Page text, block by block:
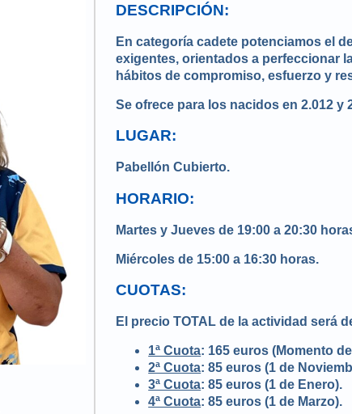
DESCRIPCIÓN:
En categoría cadete potenciamos el
exigentes, orientados a perfeccionar
hábitos de compromiso, esfuerzo y
Se ofrece para los nacidos en 2.012 y
LUGAR:
Pabellón Cubierto.
HORARIO:
Martes y Jueves de 19:00 a 20:30
Miércoles de 15:00 a 16:30 horas.
CUOTAS:
El precio TOTAL de la actividad será
1ª Cuota: 165 euros (Momento
2ª Cuota: 85 euros (1 de
3ª Cuota: 85 euros (1 de Enero).
4ª Cuota: 85 euros (1 de Marzo).